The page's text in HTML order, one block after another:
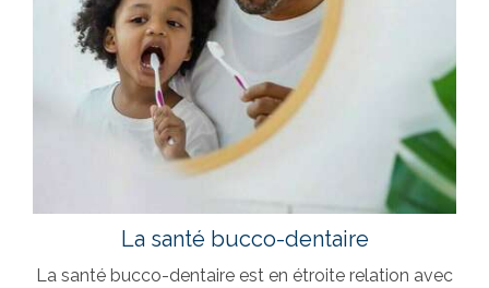
La santé bucco-dentaire
La santé bucco-dentaire est en étroite relation avec